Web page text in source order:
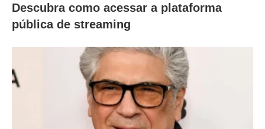
x
o
Descubra como acessar a plataforma
pública de streaming